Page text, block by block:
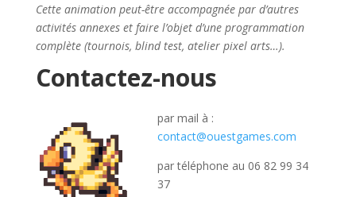
Cette animation peut-être accompagnée par d’autres
activités annexes et faire l’objet d’une programmation
complète (tournois, blind test, atelier pixel arts…).
Contactez-nous
par mail à :
contact@ouestgames.com
par téléphone au ‭06 82 99 34
37